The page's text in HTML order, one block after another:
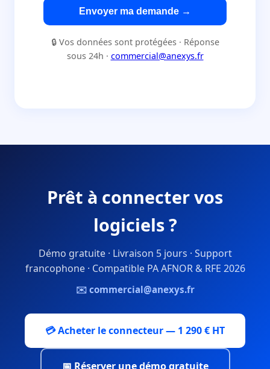
Envoyer ma demande →
🔒 Vos données sont protégées · Réponse
sous 24h · commercial@anexys.fr
Prêt à connecter vos
logiciels ?
Démo gratuite · Livraison 5 jours · Support
francophone · Compatible PA AFNOR & RFE 2026
✉️ commercial@anexys.fr
💳 Acheter le connecteur — 1 290 € HT
📅 Réserver une démo gratuite